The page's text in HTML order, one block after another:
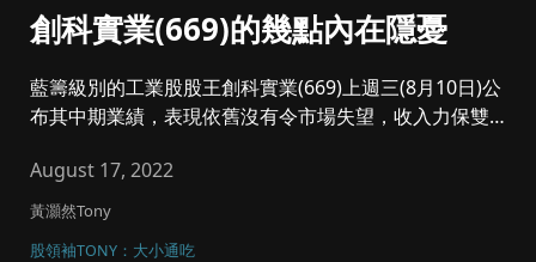
創科實業(669)的幾點內在隱憂
藍籌級別的工業股股王創科實業(669)上週三(8月10日)公
布其中期業績，表現依舊沒有令市場失望，收入力保雙位
August 17, 2022
黃灝然Tony
股領袖TONY：大小通吃